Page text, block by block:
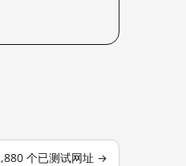
个已测试网址 →